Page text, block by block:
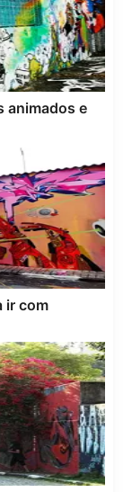
animados e
ir com